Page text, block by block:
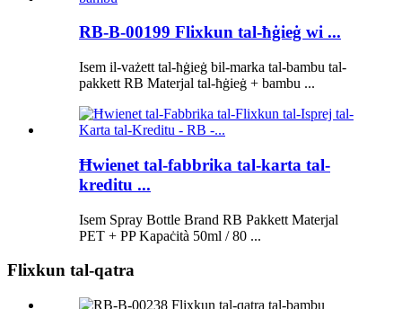
RB-B-00199 Flixkun tal-ħġieġ wi ...
Isem il-vażett tal-ħġieġ bil-marka tal-bambu tal-
pakkett RB Materjal tal-ħġieġ + bambu ...
Ħwienet tal-fabbrika tal-karta tal-
kreditu ...
Isem Spray Bottle Brand RB Pakkett Materjal
PET + PP Kapaċità 50ml / 80 ...
Flixkun tal-qatra